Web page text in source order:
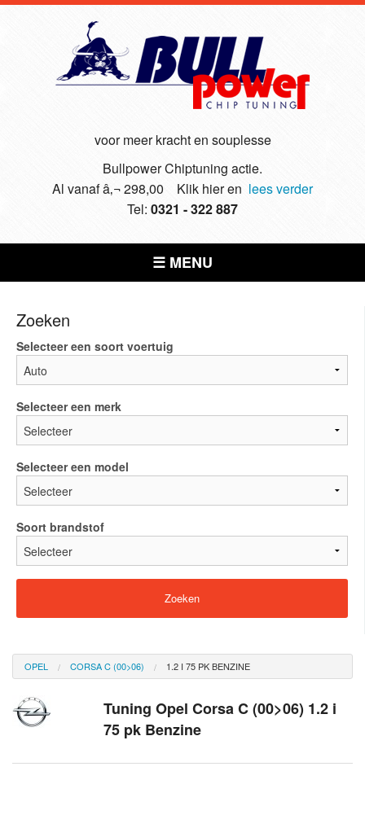
voor meer kracht en souplesse
Bullpower Chiptuning actie.
Al vanaf â‚¬ 298,00 Klik hier en lees verder
Tel: 0321 - 322 887
☰ MENU
Zoeken
Selecteer een soort voertuig
Selecteer een merk
Selecteer een model
Soort brandstof
OPEL CORSA C (00>06) 1.2 I 75 PK BENZINE
Tuning Opel Corsa C (00>06) 1.2 i
75 pk Benzine